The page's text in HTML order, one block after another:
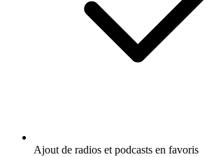
Ajout de radios et podcasts en favoris